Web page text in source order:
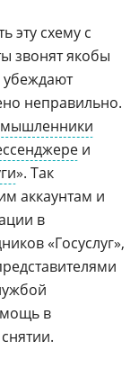
эту схему с
звонят якобы
убеждают
неправильно.
и
». Так
аккаунтам и
в
«Госуслуг»,
в